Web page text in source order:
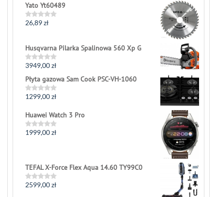
out
of
5
Yato Yt60489
Rated
of
5
26,89zł
Husqvarna Pilarka Spalinowa 560 Xp G
Rated
out
of
5
3949,00zł
Płyta gazowa Sam Cook PSC-VH-1060
Rated
out
of
5
1299,00zł
Huawei Watch 3 Pro
Rated
1999,00zł
TEFAL X-Force Flex Aqua 14.60 TY99C0
Rated
2599,00zł